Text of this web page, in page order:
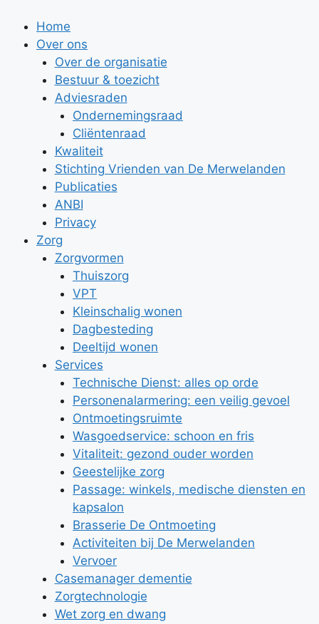
naar
Home
Over ons
Over de organisatie
Bestuur & toezicht
Adviesraden
Ondernemingsraad
Cliëntenraad
Kwaliteit
Stichting Vrienden van De Merwelanden
Publicaties
ANBI
Privacy
Zorg
Zorgvormen
Thuiszorg
VPT
Kleinschalig wonen
Dagbesteding
Deeltijd wonen
Services
Technische Dienst: alles op orde
Personenalarmering: een veilig gevoel
Ontmoetingsruimte
Wasgoedservice: schoon en fris
Vitaliteit: gezond ouder worden
Geestelijke zorg
Passage: winkels, medische diensten en
kapsalon
Brasserie De Ontmoeting
Activiteiten bij De Merwelanden
Vervoer
Casemanager dementie
Zorgtechnologie
Wet zorg en dwang